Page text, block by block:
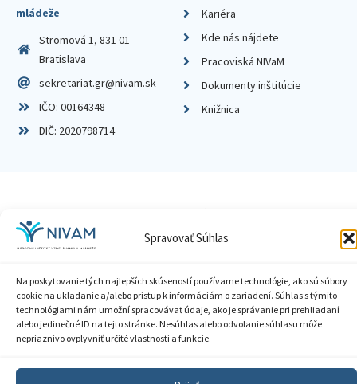
Spravovať Súhlas
Na poskytovanie tých najlepších skúseností používame technológie, ako sú súbory
cookie na ukladanie a/alebo prístup k informáciám o zariadení. Súhlas s týmito
technológiami nám umožní spracovávať údaje, ako je správanie pri prehliadaní
alebo jedinečné ID na tejto stránke. Nesúhlas alebo odvolanie súhlasu môže
nepriaznivo ovplyvniť určité vlastnosti a funkcie.
mládeže
Stromová 1, 831 01
Bratislava
sekretariat.gr@nivam.sk
IČO: 00164348
DIČ: 2020798714
Kariéra
Kde nás nájdete
Pracoviská NIVaM
Dokumenty inštitúcie
Knižnica
© 2026 Národný inštitút vzdelávania a mládeže
Vyhlásenie o prístupnosti
Sprístupnenie informácií
Nastavenia cookies